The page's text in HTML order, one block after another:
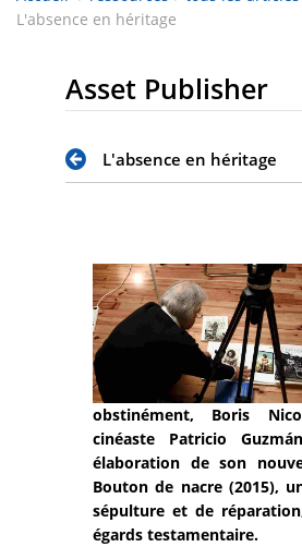
L'absence en héritage
Asset Publisher
L'absence en héritage
obstinément, Boris
cinéaste Patricio
élaboration de son
Bouton de nacre (2015),
sépulture et de
égards testamentaire.